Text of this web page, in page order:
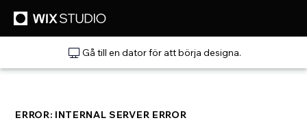
Gå till en dator för att börja designa.